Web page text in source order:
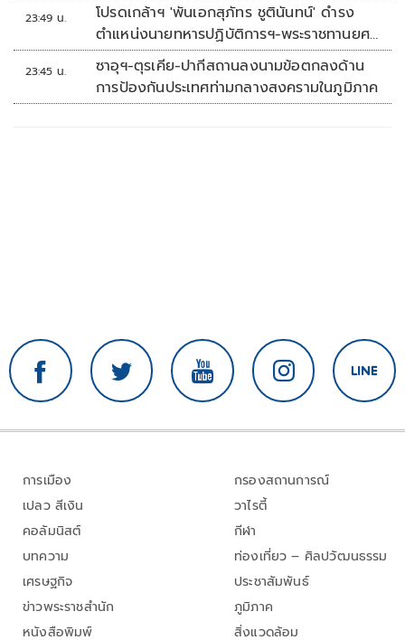
23:49 น.
โปรดเกล้าฯ 'พันเอกสุภัทร ชูตินันทน์' ดำรง
ตำแหน่งนายทหารปฏิบัติการฯ-พระราชทานยศ
'พลตรี'
23:45 น.
ซาอุฯ-ตุรเคีย-ปากีสถานลงนามข้อตกลงด้าน
การป้องกันประเทศท่ามกลางสงครามในภูมิภาค
การเมือง
เปลว สีเงิน
คอลัมนิสต์
บทความ
เศรษฐกิจ
ข่าวพระราชสำนัก
หนังสือพิมพ์
กรองสถานการณ์
วาไรตี้
กีฬา
ท่องเที่ยว – ศิลปวัฒนธรรม
ประชาสัมพันธ์
ภูมิภาค
สิ่งแวดล้อม